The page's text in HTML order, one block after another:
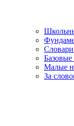
Базовые
Малые
За